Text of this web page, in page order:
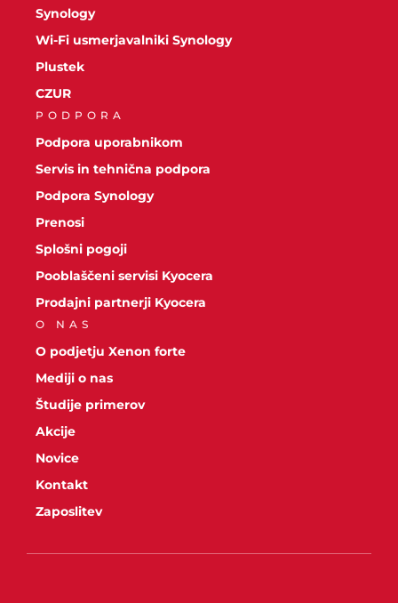
Synology
Wi-Fi usmerjavalniki Synology
Plustek
CZUR
PODPORA
Podpora uporabnikom
Servis in tehnična podpora
Podpora Synology
Prenosi
Splošni pogoji
Pooblaščeni servisi Kyocera
Prodajni partnerji Kyocera
O NAS
O podjetju Xenon forte
Mediji o nas
Študije primerov
Akcije
Novice
Kontakt
Zaposlitev